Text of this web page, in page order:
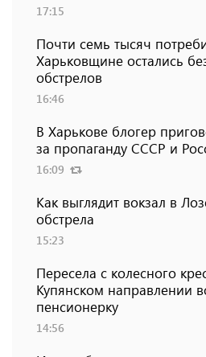
17:15
Почти семь тысяч
Харьковщине остались
обстрелов
16:46
В Харькове блогер
за пропаганду СССР и
16:09
Как выглядит вокзал в
обстрела
15:23
Пересела с колесного
Купянском направлении
пенсионерку
14:56